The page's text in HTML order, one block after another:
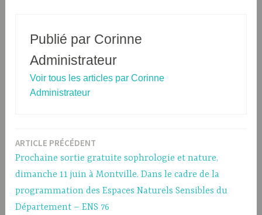
Publié par Corinne
Administrateur
Voir tous les articles par Corinne
Administrateur
Navigation
de
l’article
ARTICLE PRÉCÉDENT
Prochaine sortie gratuite sophrologie et nature,
dimanche 11 juin à Montville. Dans le cadre de la
programmation des Espaces Naturels Sensibles du
Département – ENS 76